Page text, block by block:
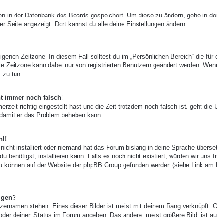
in der Datenbank des Boards gespeichert. Um diese zu ändern, gehe in
Seite angezeigt. Dort kannst du alle deine Einstellungen ändern.
Zeitzone. In diesem Fall solltest du im „Persönlichen Bereich“ die für
kann dabei nur von registrierten Benutzern geändert werden.
tun.
immer noch falsch!
richtig eingestellt hast und die Zeit trotzdem noch falsch ist, geht die
er das Problem beheben kann.
installiert oder niemand hat das Forum bislang in deine Sprache
benötigst, installieren kann. Falls es noch nicht existiert, würden wir uns
auf der Website der phpBB Group gefunden werden (siehe Link am
stehen. Eines dieser Bilder ist meist mit deinem Rang verknüpft:
deinen Status im Forum angeben. Das andere, meist größere Bild, ist